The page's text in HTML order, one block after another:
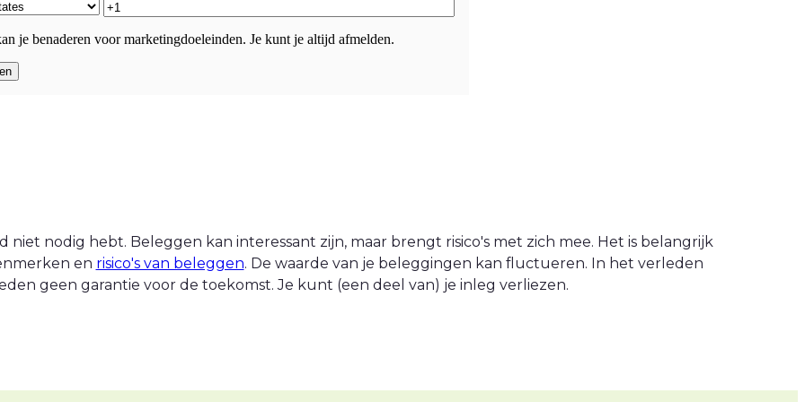
je benaderen voor marketingdoeleinden. Je kunt je altijd afmelden.
nodig hebt. Beleggen kan interessant zijn, maar brengt risico's met zich mee. Het is belangrijk
en risico's van beleggen. De waarde van je beleggingen kan fluctueren. In het verleden
geen garantie voor de toekomst. Je kunt (een deel van) je inleg verliezen.